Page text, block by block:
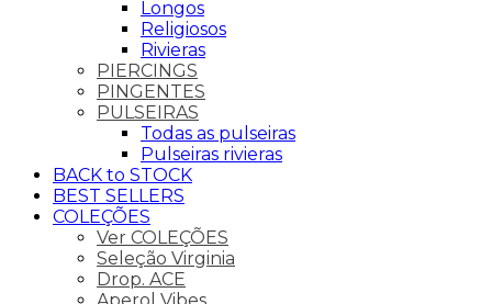
Longos
Religiosos
Rivieras
PIERCINGS
PINGENTES
PULSEIRAS
Todas as pulseiras
Pulseiras rivieras
BACK to STOCK
BEST SELLERS
COLEÇÕES
Ver COLEÇÕES
Seleção Virginia
Drop. ACE